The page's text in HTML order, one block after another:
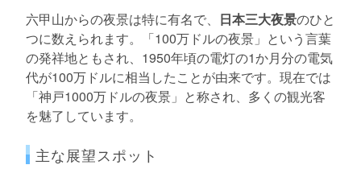
六甲山からの夜景は特に有名で、 日本三大夜景のひと
つに数えられます。「100万ドルの夜景」という言葉
の発祥地ともされ、1950年頃の電灯の1か月分の電気
代が100万ドルに相当したことが由来です。現在では
「神戸1000万ドルの夜景」と称され、多くの観光客
を魅了しています。
主な展望スポット